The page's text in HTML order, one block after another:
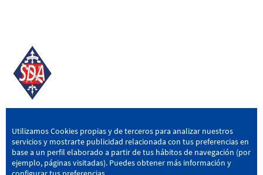
SD AMOREBIETA
San Miguel Kalea, 16, 48340 Amorebieta, Bizkaia
946 604 751 | sda@sdamorebieta.eus
Utilizamos Cookies propias y de terceros para analizar nuestros
servicios y mostrarte publicidad relacionada con tus preferencias en
base a un perfil elaborado a partir de tus hábitos de navegación (por
ejemplo, páginas visitadas). Puedes obtener más información y